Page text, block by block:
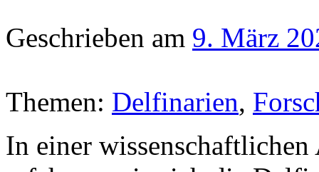
Geschrieben am 9. März
Themen: Delfinarien,
In einer